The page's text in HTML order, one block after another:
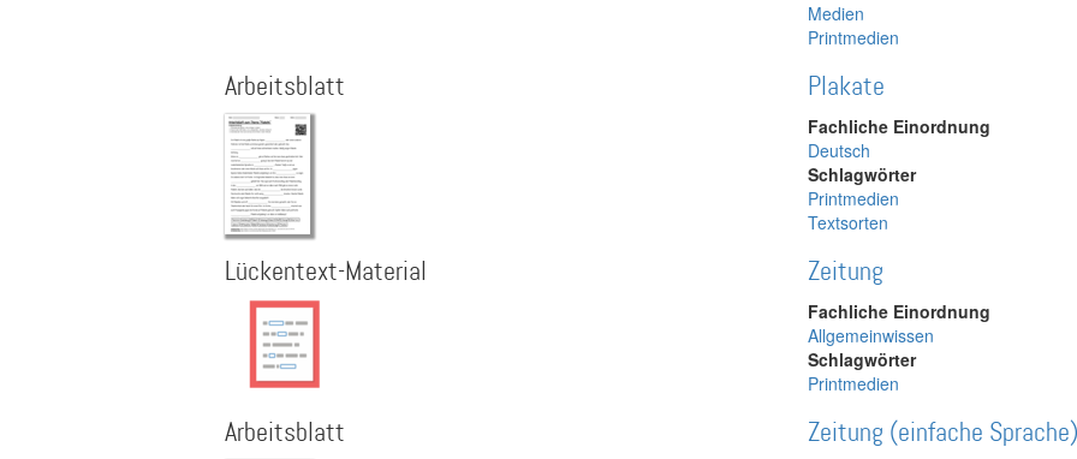
Medien
Printmedien
Arbeitsblatt Plakate
Fachliche Einordnung
Deutsch
Schlagwörter
Printmedien
Textsorten
Lückentext-Material Zeitung
Fachliche Einordnung
Allgemeinwissen
Schlagwörter
Printmedien
Arbeitsblatt Zeitung (einfache Sprache)